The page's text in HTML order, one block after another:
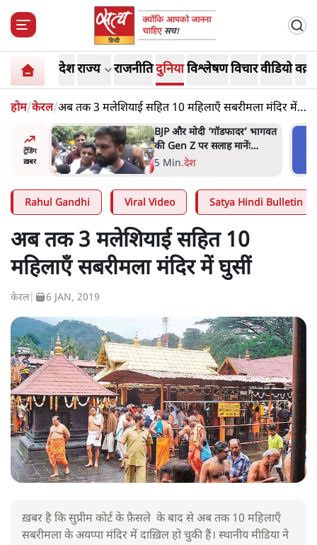
देशराज्य राजनीतिदुनियाविश्लेषणविचारवीडियो
होम/केरल/अब तक 3 मलेशियाई सहित 10 महिलाएँ सबरीमला मंदिर में
घुसीं
ट्रेंडिंग
ख़बर
भागवत
मार्क ज़करबर्ग का माफीनामाः ये
बहुत अंदर की बात है
9 Min.विश्लेषण
Rahul Gandhi Viral Video Satya Hindi Bulletin
अब तक 3 मलेशियाई सहित 10
महिलाएँ सबरीमला मंदिर में घुसीं
केरल| 6 JAN, 2019
ख़बर है कि सुप्रीम कोर्ट के फ़ैसले के बाद से अब तक 10 महिलाएँ
सबरीमला के अयप्पा मंदिर में दाख़िल हो चुकी हैं। स्थानीय मीडिया ने